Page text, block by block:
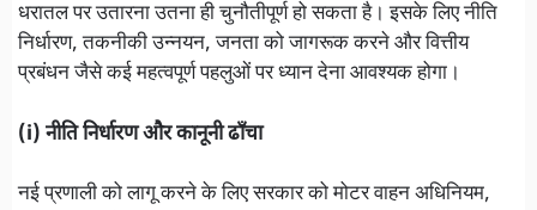
धरातल पर उतारना उतना ही चुनौतीपूर्ण हो सकता है। इसके लिए नीति
निर्धारण, तकनीकी उन्नयन, जनता को जागरूक करने और वित्तीय
प्रबंधन जैसे कई महत्वपूर्ण पहलुओं पर ध्यान देना आवश्यक होगा।
(i) नीति निर्धारण और कानूनी ढाँचा
नई प्रणाली को लागू करने के लिए सरकार को मोटर वाहन अधिनियम,